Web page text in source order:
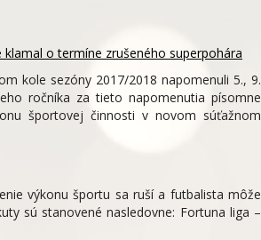
o termíne zrušeného superpohára
kole sezóny 2017/2018 napomenuli 5., 9.
ročníka za tieto napomenutia písomne
športovej činnosti v novom súťažnom
výkonu športu sa ruší a futbalista môže
sú stanovené nasledovne: Fortuna liga –